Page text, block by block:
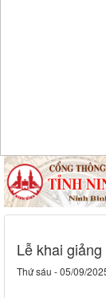
Lễ khai
Thứ sáu - 05/09/